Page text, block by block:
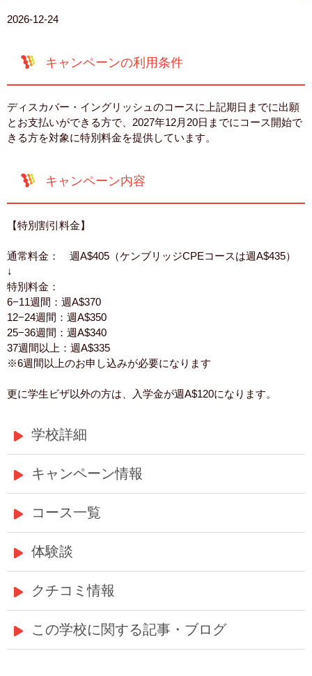
2026-12-24
キャンペーンの利用条件
ディスカバー・イングリッシュのコースに上記期日までに出願
とお支払いができる方で、2027年12月20日までにコース開始で
きる方を対象に特別料金を提供しています。
キャンペーン内容
【特別割引料金】
通常料金： 週A$405（ケンブリッジCPEコースは週A$435）
↓
特別料金：
6−11週間：週A$370
12−24週間：週A$350
25−36週間：週A$340
37週間以上：週A$335
※6週間以上のお申し込みが必要になります
更に学生ビザ以外の方は、入学金が週A$120になります。
学校詳細
キャンペーン情報
コース一覧
体験談
クチコミ情報
この学校に関する記事・ブログ